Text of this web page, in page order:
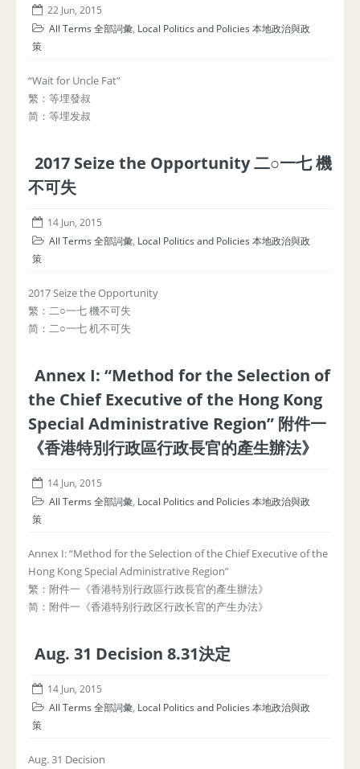
22 Jun, 2015
All Terms 全部詞彙, Local Politics and Policies 本地政治與政
策
“Wait for Uncle Fat”
繁：等埋發叔
简：等埋发叔
2017 Seize the Opportunity 二○一七 機
不可失
14 Jun, 2015
All Terms 全部詞彙, Local Politics and Policies 本地政治與政
策
2017 Seize the Opportunity
繁：二○一七 機不可失
简：二○一七 机不可失
Annex I: “Method for the Selection of
the Chief Executive of the Hong Kong
Special Administrative Region” 附件一
《香港特別行政區行政長官的產生辦法》
14 Jun, 2015
All Terms 全部詞彙, Local Politics and Policies 本地政治與政
策
Annex I: “Method for the Selection of the Chief Executive of the
Hong Kong Special Administrative Region”
繁：附件一《香港特別行政區行政長官的產生辦法》
简：附件一《香港特别行政区行政长官的产生办法》
Aug. 31 Decision 8.31決定
14 Jun, 2015
All Terms 全部詞彙, Local Politics and Policies 本地政治與政
策
Aug. 31 Decision